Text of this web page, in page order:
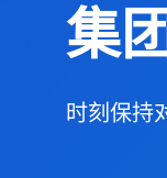
集
时刻保持